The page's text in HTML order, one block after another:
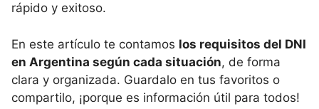
rápido y exitoso.
En este artículo te contamos los requisitos del DNI
en Argentina según cada situación, de forma
clara y organizada. Guardalo en tus favoritos o
compartilo, ¡porque es información útil para todos!